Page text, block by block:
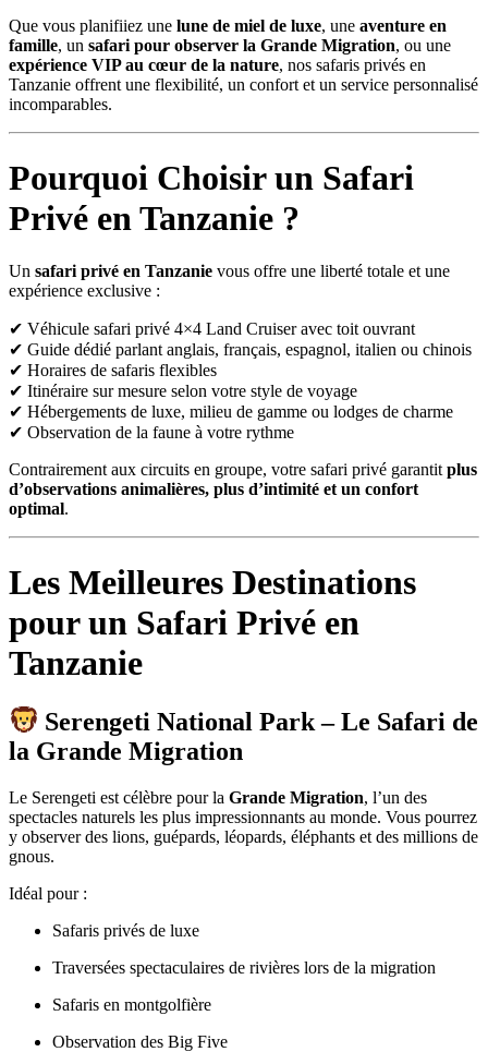
Que vous planifiiez une lune de miel de luxe, une aventure en
famille, un safari pour observer la Grande Migration, ou une
expérience VIP au cœur de la nature, nos safaris privés en
Tanzanie offrent une flexibilité, un confort et un service personnalisé
incomparables.
Pourquoi Choisir un Safari
Privé en Tanzanie ?
Un safari privé en Tanzanie vous offre une liberté totale et une
expérience exclusive :
✔ Véhicule safari privé 4×4 Land Cruiser avec toit ouvrant
✔ Guide dédié parlant anglais, français, espagnol, italien ou chinois
✔ Horaires de safaris flexibles
✔ Itinéraire sur mesure selon votre style de voyage
✔ Hébergements de luxe, milieu de gamme ou lodges de charme
✔ Observation de la faune à votre rythme
Contrairement aux circuits en groupe, votre safari privé garantit plus
d’observations animalières, plus d’intimité et un confort
optimal.
Les Meilleures Destinations
pour un Safari Privé en
Tanzanie
Serengeti National Park– Le Safari de
la Grande Migration
Le Serengeti est célèbre pour la Grande Migration, l’un des
spectacles naturels les plus impressionnants au monde. Vous pourrez
y observer des lions, guépards, léopards, éléphants et des millions de
gnous.
Idéal pour :
Safaris privés de luxe
Traversées spectaculaires de rivières lors de la migration
Safaris en montgolfière
Observation des Big Five